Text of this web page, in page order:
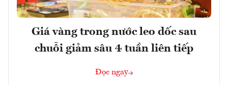
Giá vàng trong nước leo dốc sau
chuỗi giảm sâu 4 tuần liên tiếp
Đọc ngay